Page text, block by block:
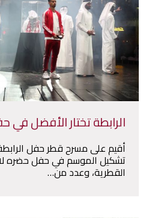
الرابطة تختار الأفضل
أقيم على مسرح قطر حفل الرابطة
تشكيل الموسم في حفل حضره
القطرية، وعدد من…